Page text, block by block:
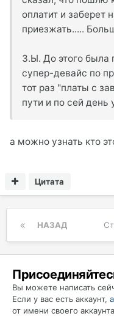
оплатит и заберет
приезжать.....
З.Ы. До этого была
супер-девайс по
тот раз "платы с
пути и по сей день
а можно узнать кто
Цитата
НАЗАД
Вы можете написать
Если у вас есть аккаунт,
от имени своего